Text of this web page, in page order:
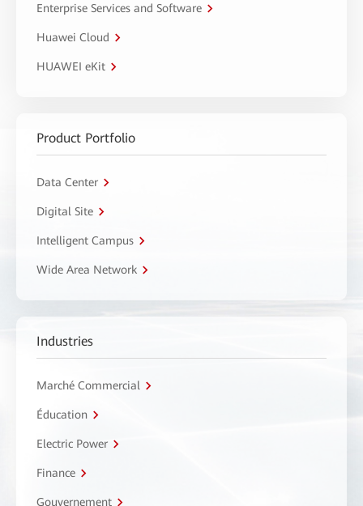
Enterprise Services and Software
Huawei Cloud
HUAWEI eKit
Product Portfolio
Data Center
Digital Site
Intelligent Campus
Wide Area Network
Industries
Marché Commercial
Éducation
Electric Power
Finance
Gouvernement